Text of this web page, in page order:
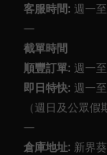
客服時間: 週一
—
截單時間
順豐訂單: 週一
即日特快: 週一
（週日及公眾假
—
倉庫地址: 新界